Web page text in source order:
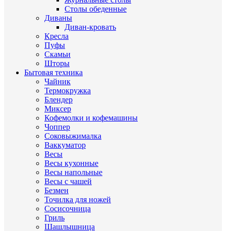
Столы обеденные
Диваны
Диван-кровать
Кресла
Пуфы
Скамьи
Шторы
Бытовая техника
Чайник
Термокружка
Блендер
Миксер
Кофемолки и кофемашины
Чоппер
Соковыжималка
Ваккуматор
Весы
Весы кухонные
Весы напольные
Весы с чашей
Безмен
Точилка для ножей
Сосисочница
Гриль
Шашлышница